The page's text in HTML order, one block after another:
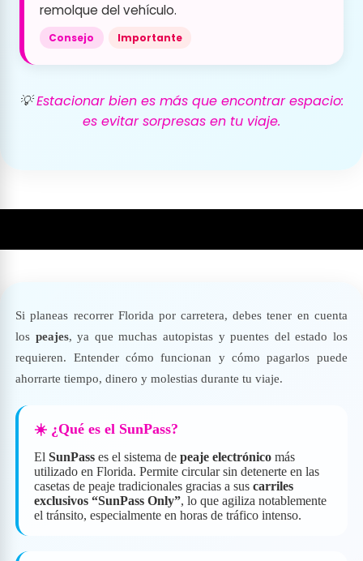
remolque del vehículo.
Consejo Importante
💡Estacionar bien es más que encontrar espacio:
es evitar sorpresas en tu viaje.
Si planeas recorrer Florida por carretera, debes tener en cuenta
los peajes, ya que muchas autopistas y puentes del estado los
requieren. Entender cómo funcionan y cómo pagarlos puede
ahorrarte tiempo, dinero y molestias durante tu viaje.
☀️ ¿Qué es el SunPass?
ElSunPass es el sistema depeaje electrónico más
utilizado en Florida. Permite circular sin detenerte en las
casetas de peaje tradicionales gracias a suscarriles
exclusivos “SunPass Only”, lo que agiliza notablemente
el tránsito, especialmente en horas de tráfico intenso.